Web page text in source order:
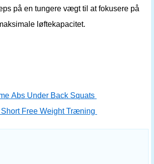
på en tungere vægt til at fokusere på
løftekapacitet.
Abs Under Back Squats
Free Weight Træning